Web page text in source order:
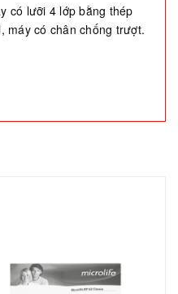
có lưỡi 4 lớp bằng thép
máy có chân chống trượt.